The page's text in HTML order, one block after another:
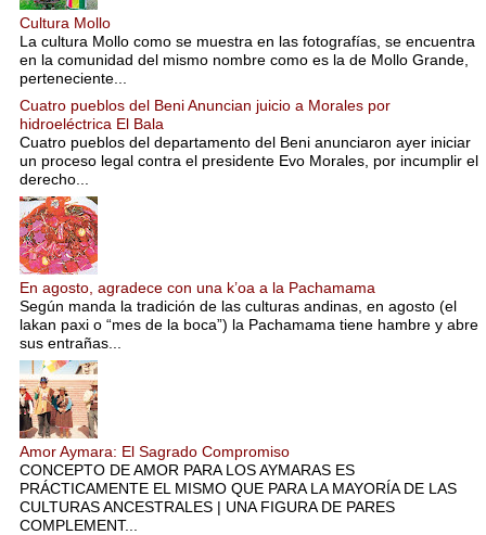
Cultura Mollo
La cultura Mollo como se muestra en las fotografías, se encuentra
en la comunidad del mismo nombre como es la de Mollo Grande,
perteneciente...
Cuatro pueblos del Beni Anuncian juicio a Morales por
hidroeléctrica El Bala
Cuatro pueblos del departamento del Beni anunciaron ayer iniciar
un proceso legal contra el presidente Evo Morales, por incumplir el
derecho...
En agosto, agradece con una k’oa a la Pachamama
Según manda la tradición de las culturas andinas, en agosto (el
lakan paxi o “mes de la boca”) la Pachamama tiene hambre y abre
sus entrañas...
Amor Aymara: El Sagrado Compromiso
CONCEPTO DE AMOR PARA LOS AYMARAS ES
PRÁCTICAMENTE EL MISMO QUE PARA LA MAYORÍA DE LAS
CULTURAS ANCESTRALES | UNA FIGURA DE PARES
COMPLEMENT...